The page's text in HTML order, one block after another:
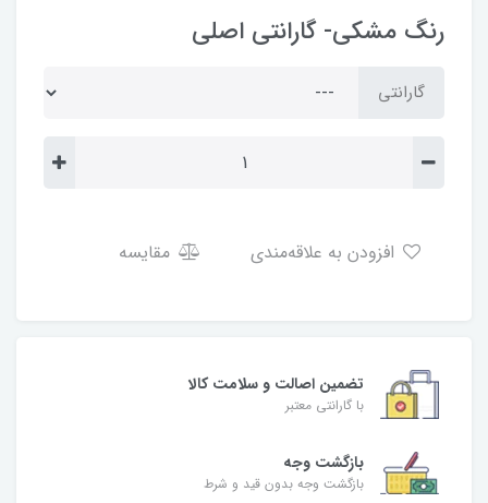
رنگ مشکی- گارانتی اصلی
گارانتی
مقایسه
تضمین اصالت و سلامت کالا
با گارانتی معتبر
بازگشت وجه
بازگشت وجه بدون قید و شرط